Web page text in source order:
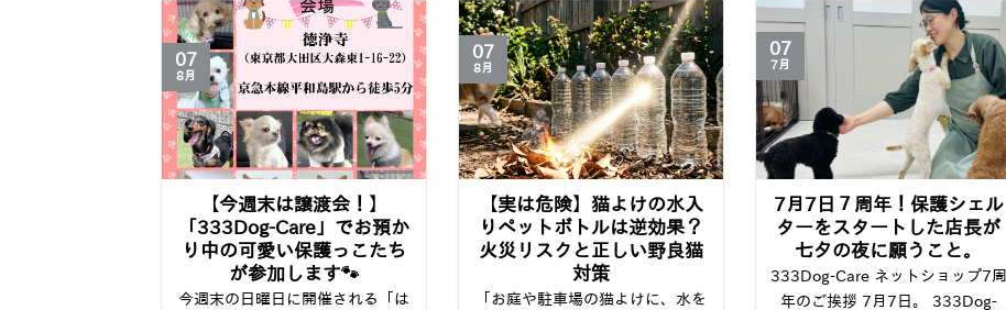
【今週末は譲渡会！】
「333Dog-Care」でお預か
り中の可愛い保護っこたち
が参加します🐾
今週末の日曜日に開催される「は
07
8月
【実は危険】猫よけの水入
りペットボトルは逆効果？
火災リスクと正しい野良猫
対策
「お庭や駐車場の猫よけに、水を
07
8月
7月7日７周年！保護シェル
ターをスタートした店長が
七夕の夜に願うこと。
333Dog-Care ネットショップ7周
年のご挨拶 7月7日。 333Dog-
07
7月